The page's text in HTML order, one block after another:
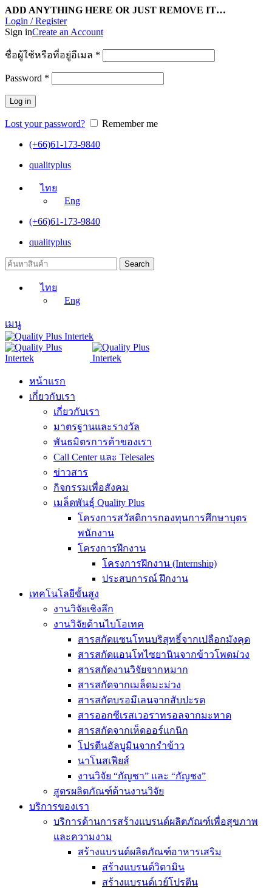
ADD ANYTHING HERE OR JUST REMOVE IT…
Login / Register
Sign inCreate an Account
ชื่อผู้ใช้หรือที่อยู่อีเมล *
Password *
Log in
Lost your password?
Remember me
(+66)61-173-9840
qualityplus
ไทย
Eng
(+66)61-173-9840
qualityplus
Search
ไทย
Eng
เมนู
หน้าแรก
เกี่ยวกับเรา
เกี่ยวกับเรา
มาตรฐานและรางวัล
พันธมิตรการค้าของเรา
Call Center และ Telesales
ข่าวสาร
กิจกรรมเพื่อสังคม
เมล็ดพันธุ์ Quality Plus
โครงการสวัสดิการกองทุนการศึกษาบุตร
พนักงาน
โครงการฝึกงาน
โครงการฝึกงาน (Internship)
ประสบการณ์ ฝึกงาน
เทคโนโลยีขั้นสูง
งานวิจัยเชิงลึก
งานวิจัยด้านไบโอเทค
สารสกัดแซนโทนบริสุทธิ์จากเปลือกมังคุด
สารสกัดแอนโทไซยานินจากข้าวโพดม่วง
สารสกัดงานวิจัยจากหมาก
สารสกัดจากเมล็ดมะม่วง
สารสกัดบรอมีเลนจากสับปะรด
สารออกซีเรสเวอราทรอลจากมะหาด
สารสกัดจากเห็ดออร์แกนิก
โปรตีนอัลบูมินจากรำข้าว
นาโนสเฟียส์
งานวิจัย “กัญชา” และ “กัญชง”
สูตรผลิตภัณฑ์ด้านงานวิจัย
บริการของเรา
บริการด้านการสร้างแบรนด์ผลิตภัณฑ์เพื่อสุขภาพ
และความงาม
สร้างแบรนด์ผลิตภัณฑ์อาหารเสริม
สร้างแบรนด์วิตามิน
สร้างแบรนด์เวย์โปรตีน